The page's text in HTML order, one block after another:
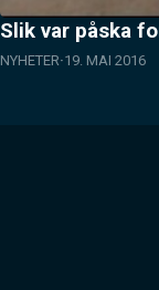
Slik var påska
NYHETER 19. MAI 2016